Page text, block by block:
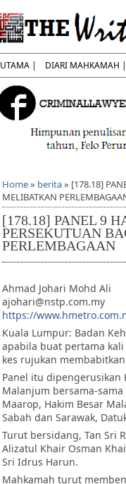
UTAMA | DIARI MAHKAMAH |
Home» berita» [178.18]
MELIBATKAN
[178.18] PANEL 9
PERSEKUTUAN
PERLEMBAGAAN
Ahmad Johari Mohd Ali
ajohari@nstp.com.my
https://
Kuala Lumpur: Badan
apabila buat pertama
kes rujukan
Panel itu dipengerusikan
Malanjum bersama-
Maarop, Hakim Besar
Sabah dan Sarawak,
Turut bersidang, Tan Sri
Alizatul Khair Osman
Sri Idrus Harun.
Mahkamah turut